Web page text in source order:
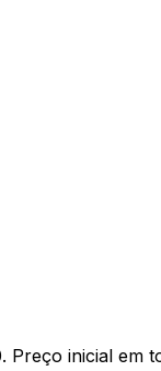
Preço inicial